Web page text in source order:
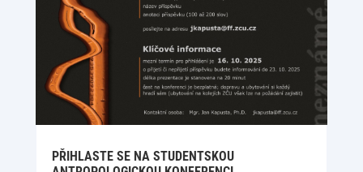
PŘIHLASTE SE NA STUDENTSKOU